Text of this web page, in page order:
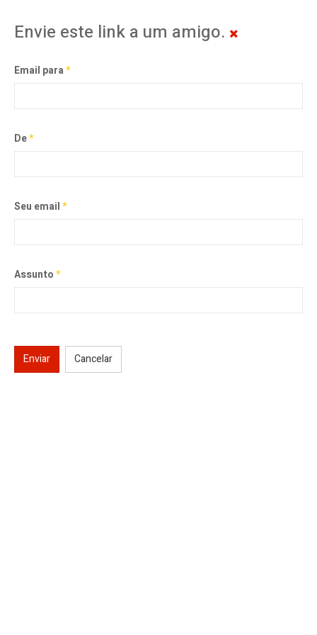
Envie este link a um amigo.
Email para*
De*
Seu email*
Assunto*
Enviar Cancelar